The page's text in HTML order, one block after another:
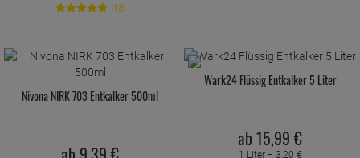
48
Nivona NIRK 703 Entkalker 500ml
Wark24 Flüssig Entkalker 5 Liter
ab 15,99 €
1 Liter = 3,20 €